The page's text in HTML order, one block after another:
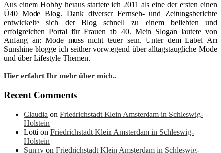
Aus einem Hobby heraus startete ich 2011 als eine der ersten einen
Ü40 Mode Blog. Dank diverser Fernseh- und Zeitungsberichte
entwickelte sich der Blog schnell zu einem beliebten und
erfolgreichen Portal für Frauen ab 40. Mein Slogan lautete von
Anfang an: Mode muss nicht teuer sein. Unter dem Label Ari
Sunshine blogge ich seither vorwiegend über alltagstaugliche Mode
und über Lifestyle Themen.
Hier erfahrt Ihr mehr über mich..
Recent Comments
Claudia on Friedrichstadt Klein Amsterdam in Schleswig-
Holstein
Lotti on Friedrichstadt Klein Amsterdam in Schleswig-
Holstein
Sunny on Friedrichstadt Klein Amsterdam in Schleswig-